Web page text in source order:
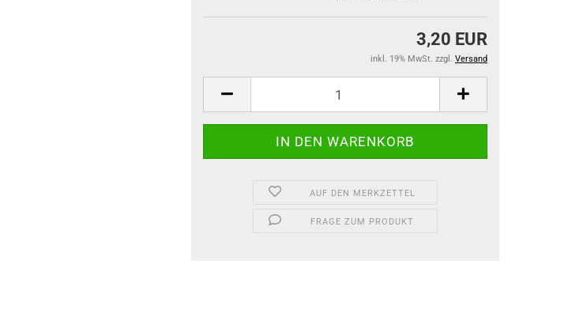
3,20 EUR
inkl. 19% MwSt. zzgl. Versand
AUF DEN MERKZETTEL
FRAGE ZUM PRODUKT